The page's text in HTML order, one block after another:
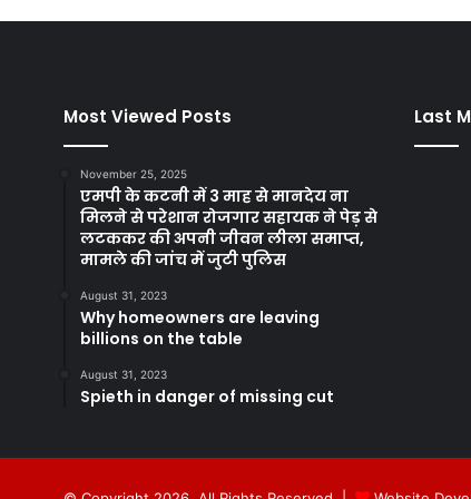
Most Viewed Posts
November 25, 2025
एमपी के कटनी में 3 माह से मानदेय ना
मिलने से परेशान रोजगार सहायक ने पेड़ से
लटककर की अपनी जीवन लीला समाप्त,
मामले की जांच में जुटी पुलिस
August 31, 2023
Why homeowners are leaving
billions on the table
August 31, 2023
Spieth in danger of missing cut
Last